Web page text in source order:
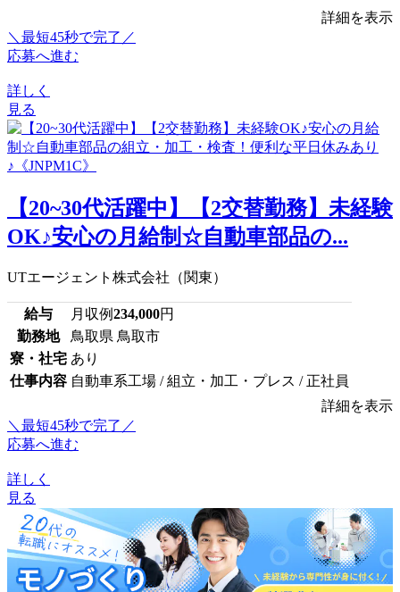
詳細を表示
＼最短45秒で完了／
応募へ進む
詳しく
見る
【20~30代活躍中】【2交替勤務】未経験
OK♪安心の月給制☆自動車部品の...
UTエージェント株式会社（関東）
給与 月収例234,000円
勤務地
鳥取県 鳥取市
寮・社宅 あり
仕事内容 自動車系工場 / 組立・加工・プレス / 正社員
詳細を表示
＼最短45秒で完了／
応募へ進む
詳しく
見る